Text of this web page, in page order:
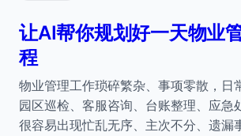
让AI帮你规划好一天物业
程
物业管理工作琐碎繁杂、事项零散，日
园区巡检、客服咨询、台账整理、应急
很容易出现忙乱无序、主次不分、遗漏